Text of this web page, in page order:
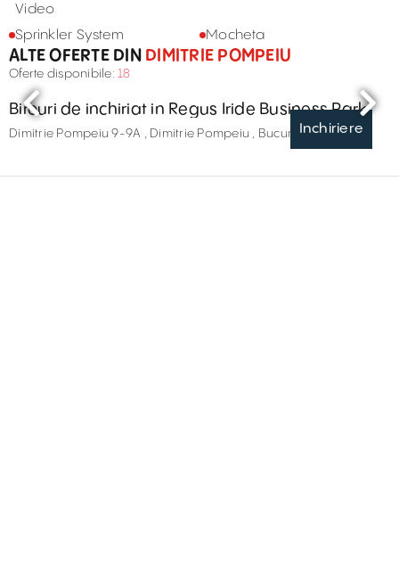
Video
Sprinkler System Mocheta
ALTE OFERTE DIN DIMITRIE POMPEIU
Oferte disponibile: 18
Inchiriere
Birouri de inchiriat in Regus Iride Business Park
Dimitrie Pompeiu 9-9A , Dimitrie Pompeiu , București